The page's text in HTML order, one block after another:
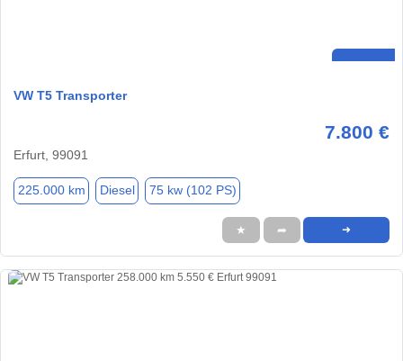
VW T5 Transporter
7.800 €
Erfurt, 99091
225.000 km Diesel 75 kw (102 PS)
★ ➦ ➜